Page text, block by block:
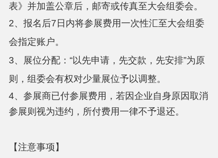
表》并加盖公章后，邮寄或传真至大会组委会。
2、 报名后7日内将参展费用一次性汇至大会组委
会指定账户。
3、 展位分配： “以先申请，先交款，先安排”为原
则
，组委会有权对少量展位予以调整。
4、参展商已付参展费用，若因企业自身原因取消
参展则视为违约，所付费用一律不予退还。
【注意事项】